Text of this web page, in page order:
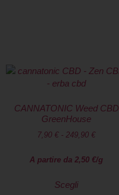
CANNATONIC Weed CBD
GreenHouse
7,90 € - 249,90 €
A partire da 2,50 €/g
Scegli